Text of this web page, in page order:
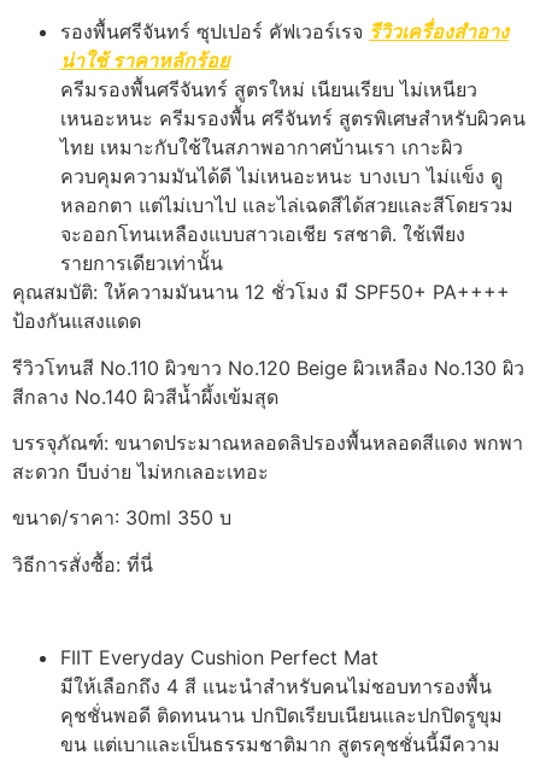
รองพื้นศรีจันทร์ ซุปเปอร์ คัฟเวอร์เรจ รีวิวเครื่องสำอาง
น่าใช้ ราคาหลักร้อย
ครีมรองพื้นศรีจันทร์ สูตรใหม่ เนียนเรียบ ไม่เหนียว
เหนอะหนะ ครีมรองพื้น ศรีจันทร์ สูตรพิเศษสำหรับผิวคน
ไทย เหมาะกับใช้ในสภาพอากาศบ้านเรา เกาะผิว
ควบคุมความมันได้ดี ไม่เหนอะหนะ บางเบา ไม่แข็ง ดู
หลอกตา แต่ไม่เบาไป และไล่เฉดสีได้สวยและสีโดยรวม
จะออกโทนเหลืองแบบสาวเอเชีย รสชาติ. ใช้เพียง
รายการเดียวเท่านั้น
คุณสมบัติ: ให้ความมันนาน 12 ชั่วโมง มี SPF50+ PA++++
ป้องกันแสงแดด
รีวิวโทนสี No.110 ผิวขาว No.120 Beige ผิวเหลือง No.130 ผิว
สีกลาง No.140 ผิวสีน้ำผึ้งเข้มสุด
บรรจุภัณฑ์: ขนาดประมาณหลอดลิปรองพื้นหลอดสีแดง พกพา
สะดวก บีบง่าย ไม่หกเลอะเทอะ
ขนาด/ราคา: 30ml 350 บ
วิธีการสั่งซื้อ: ที่นี่
FIIT Everyday Cushion Perfect Mat
มีให้เลือกถึง 4 สี แนะนำสำหรับคนไม่ชอบทารองพื้น
คุชชั่นพอดี ติดทนนาน ปกปิดเรียบเนียนและปกปิดรูขุม
ขน แต่เบาและเป็นธรรมชาติมาก สูตรคุชชั่นนี้มีความ